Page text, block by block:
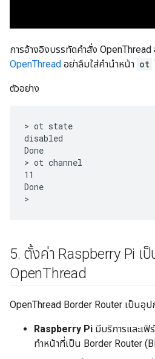
การอ้างอิงบรรทัดคำสั่ง OpenThread
OpenThread อย่าลืมใส่คำนำหน้า ot
ตัวอย่าง
> ot state
disabled
Done
> ot channel
11
Done
5. ตั้งค่า Raspberry Pi เป็
OpenThread
OpenThread Border Router เป็น
Raspberry Pi มีบริการและเฟิ
ทำหน้าที่เป็น Border Router